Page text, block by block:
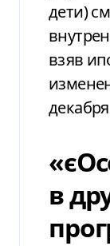
дети)
взяв
в